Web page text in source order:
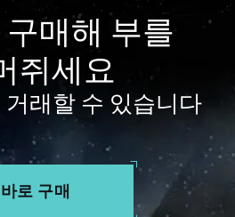
구매해 부를
쥐세요
거래할 수 있습니다
바로 구매